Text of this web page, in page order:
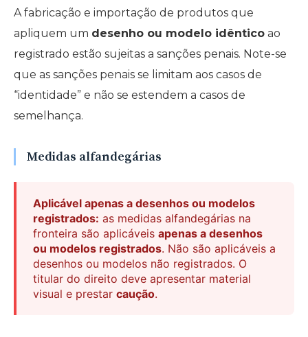
A fabricação e importação de produtos que
apliquem um desenho ou modelo idêntico ao
registrado estão sujeitas a sanções penais. Note-se
que as sanções penais se limitam aos casos de
“identidade” e não se estendem a casos de
semelhança.
Medidas alfandegárias
Aplicável apenas a desenhos ou modelos
registrados: as medidas alfandegárias na
fronteira são aplicáveis apenas a desenhos
ou modelos registrados. Não são aplicáveis a
desenhos ou modelos não registrados. O
titular do direito deve apresentar material
visual e prestar caução.